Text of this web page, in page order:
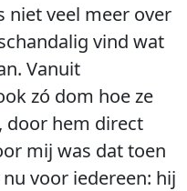
veel meer over
vind wat
Vanuit
zó dom hoe ze
door hem direct
mij was dat toen
voor iedereen: hij